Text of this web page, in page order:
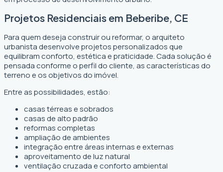
Projetos Residenciais em Beberibe, CE
Para quem deseja construir ou reformar, o arquiteto
urbanista desenvolve projetos personalizados que
equilibram conforto, estética e praticidade. Cada solução é
pensada conforme o perfil do cliente, as características do
terreno e os objetivos do imóvel.
Entre as possibilidades, estão:
casas térreas e sobrados
casas de alto padrão
reformas completas
ampliação de ambientes
integração entre áreas internas e externas
aproveitamento de luz natural
ventilação cruzada e conforto ambiental